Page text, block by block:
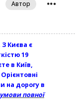
Автор
Києва є
19
в Київ,
на дорогу в
повної